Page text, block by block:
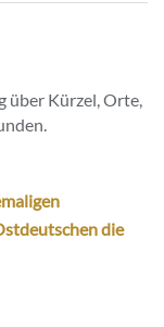
über Kürzel, Orte,
die